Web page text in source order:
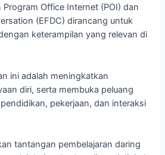
Office Internet (POI) dan
(EFDC) dirancang untuk
keterampilan yang relevan di
ini adalah meningkatkan
diri, serta membuka peluang
pekerjaan, dan interaksi
tantangan pembelajaran daring